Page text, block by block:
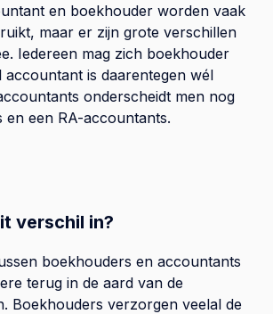
en boekhouder worden vaak
maar er zijn grote verschillen
Iedereen mag zich boekhouder
accountant is daarentegen wél
onderscheidt men nog
en een RA-accountants.
verschil in?
boekhouders en accountants
terug in de aard van de
Boekhouders verzorgen veelal de